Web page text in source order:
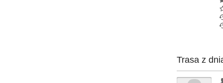
Trasa z